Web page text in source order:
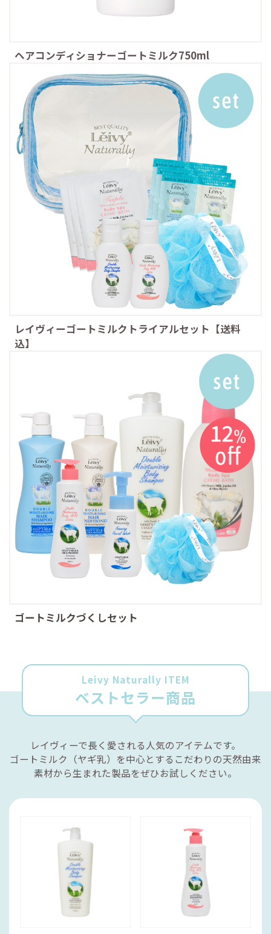
ヘアコンディショナーゴートミルク750ml
レイヴィーゴートミルクトライアルセット【送料
込】
ゴートミルクづくしセット
Leivy Naturally ITEM
ベストセラー商品
レイヴィーで長く愛される人気のアイテムです。
ゴートミルク（ヤギ乳）を中心とするこだわりの天然由来
素材から生まれた製品をぜひお試しください。